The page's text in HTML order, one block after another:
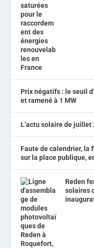
Prix négatifs : le seuil
et ramené à 1 MW
L’actu solaire de juillet
Faute de calendrier, la
sur la place publique,
Reden
solaires